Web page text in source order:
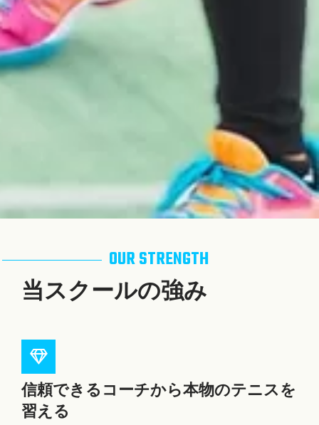
OUR STRENGTH
当スクールの強み
信頼できるコーチから本物のテニスを
習える